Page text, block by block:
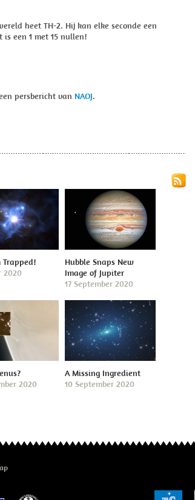
heet TH-2. Hij kan elke seconde een
een 1 met 15 nullen!
persbericht van NAOJ.
Trapped!
2020
Hubble Snaps New
Image of Jupiter
17 September 2020
2020
A Missing Ingredient
10 September 2020